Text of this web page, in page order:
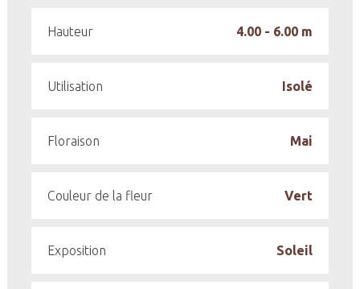
Hauteur 4.00 - 6.00 m
Utilisation Isolé
Floraison Mai
Couleur de la fleur Vert
Exposition Soleil